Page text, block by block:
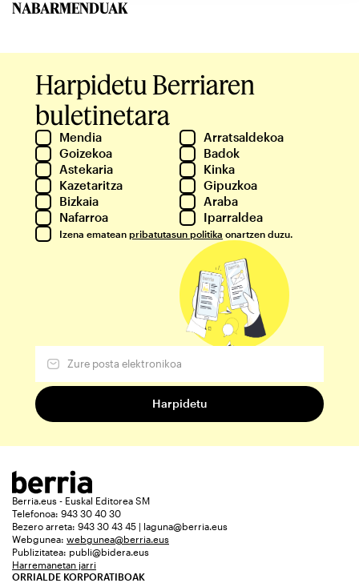
NABARMENDUAK
Harpidetu Berriaren
buletinetara
Mendia
Arratsaldekoa
Goizekoa
Badok
Astekaria
Kinka
Kazetaritza
Gipuzkoa
Bizkaia
Araba
Nafarroa
Iparraldea
Izena ematean pribatutasun politika onartzen duzu.
Berria.eus - Euskal Editorea SM
Telefonoa: 943 30 40 30
Bezero arreta: 943 30 43 45 | laguna@berria.eus
Webgunea: webgunea@berria.eus
Publizitatea: publi@bidera.eus
Harremanetan jarri
ORRIALDE KORPORATIBOAK